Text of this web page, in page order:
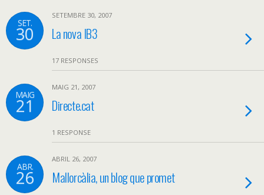
SET.
30
SETEMBRE 30, 2007
La nova IB3
17 RESPONSES
MAIG
21
MAIG 21, 2007
Directe.cat
1 RESPONSE
ABR.
26
ABRIL 26, 2007
Mallorcàlia, un blog que promet